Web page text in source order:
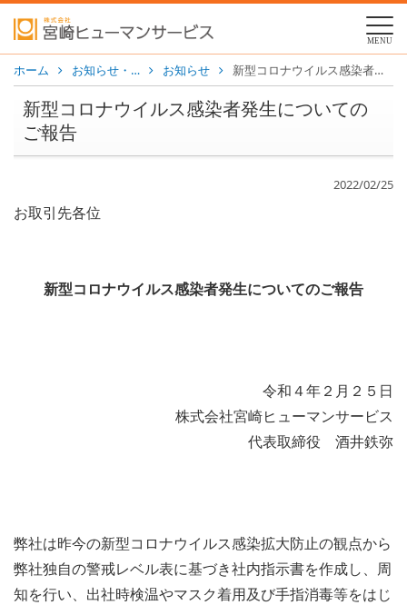
MENU
ホーム お知らせ・… お知らせ 新型コロナウイルス感染者発生についてのご報告
新型コロナウイルス感染者発生についての
ご報告
2022/02/25
お取引先各位
新型コロナウイルス感染者発生についてのご報告
令和４年２月２５日
株式会社宮崎ヒューマンサービス
代表取締役 酒井鉄弥
弊社は昨今の新型コロナウイルス感染拡大防止の観点から
弊社独自の警戒レベル表に基づき社内指示書を作成し、周
知を行い、出社時検温やマスク着用及び手指消毒等をはじ